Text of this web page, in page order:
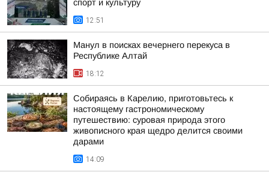
спорт и культуру
12:51
Манул в поисках вечернего перекуса в
Республике Алтай
18:12
Собираясь в Карелию, приготовьтесь к
настоящему гастрономическому
путешествию: суровая природа этого
живописного края щедро делится своими
дарами
14:09